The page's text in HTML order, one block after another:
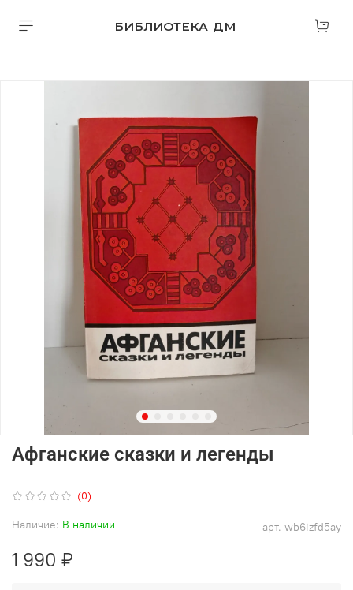
БИБЛИОТЕКА ДМ
(0)
арт. wb6izfd5ay
Наличие: В наличии
Афганские сказки и легенды
1 990 ₽